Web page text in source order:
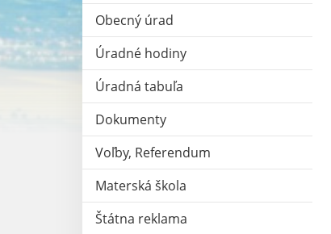
Obecný úrad
Úradné hodiny
Úradná tabuľa
Dokumenty
Voľby, Referendum
Materská škola
Štátna reklama